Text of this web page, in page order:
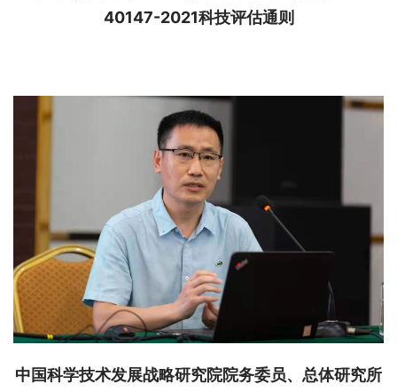
40147-2021科技评估通则
中国科学技术发展战略研究院院务委员、总体研究所